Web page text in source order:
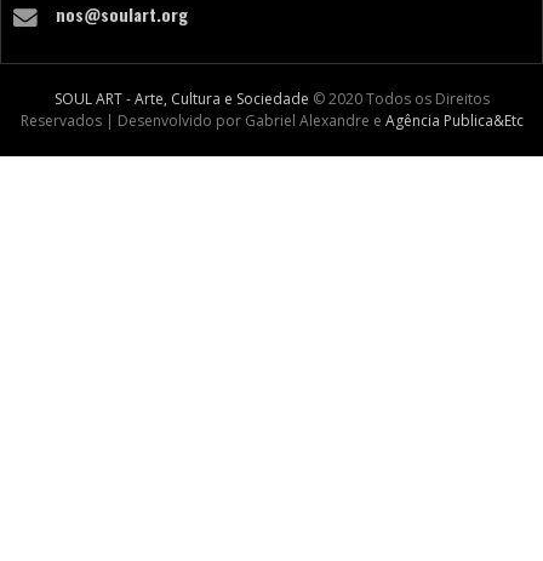
nos@soulart.org
SOUL ART - Arte, Cultura e Sociedade © 2020 Todos os Direitos
Reservados | Desenvolvido por Gabriel Alexandre e Agência Publica&Etc